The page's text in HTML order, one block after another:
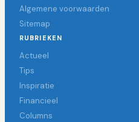
Algemene voorwaarden
Sitemap
RUBRIEKEN
Actueel
Tips
Inspiratie
Financieel
Columns